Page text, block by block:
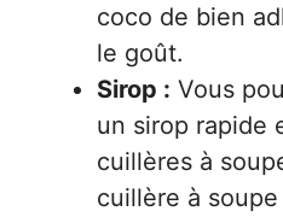
coco de bien
le goût.
Sirop : Vous
un sirop rapide
cuillères à
cuillère à soupe